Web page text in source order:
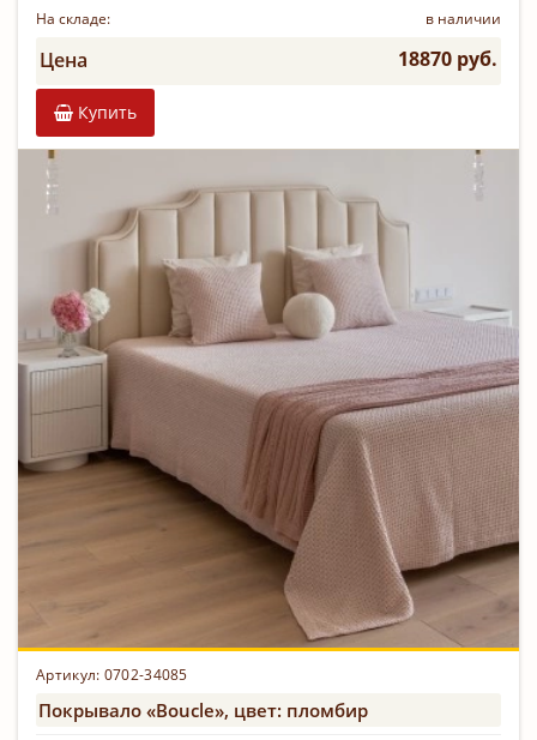
На складе:
в наличии
Цена 18870 руб.
Купить
Артикул: 0702-34085
Покрывало «Boucle», цвет: пломбир